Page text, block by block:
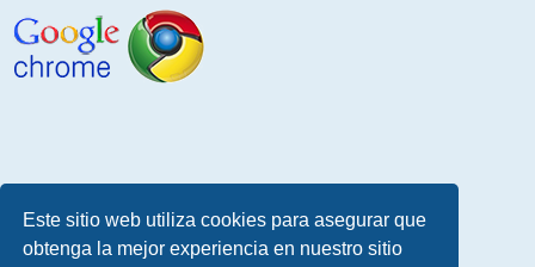
Este sitio web utiliza cookies para asegurar que
obtenga la mejor experiencia en nuestro sitio